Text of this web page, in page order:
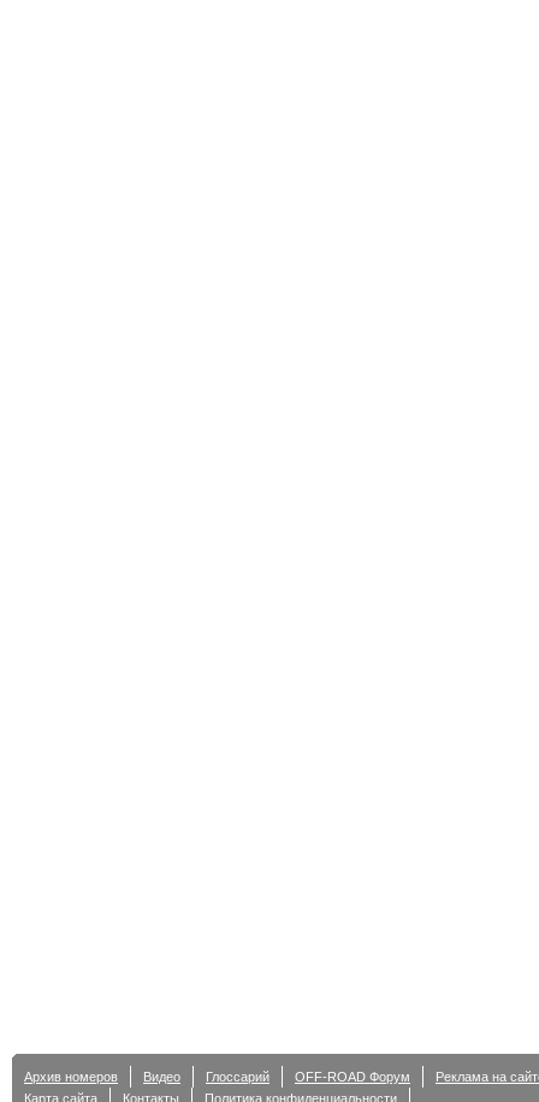
Архив номеров Видео Глоссарий OFF-ROAD Форум
Реклама на
Карта сайта
Контакты Политика конфиденциальности